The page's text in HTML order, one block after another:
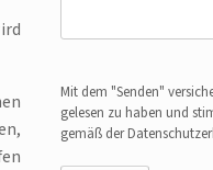
Mit dem "Senden"
gelesen zu haben und
gemäß der